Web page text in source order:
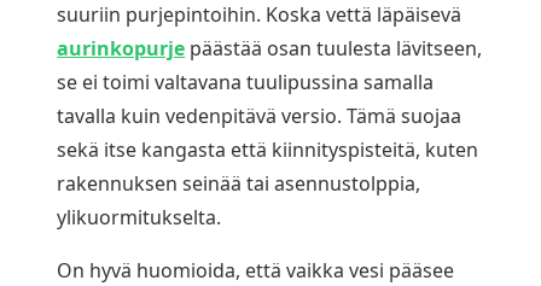
suuriin purjepintoihin. Koska vettä läpäisevä
aurinkopurje päästää osan tuulesta lävitseen,
se ei toimi valtavana tuulipussina samalla
tavalla kuin vedenpitävä versio. Tämä suojaa
sekä itse kangasta että kiinnityspisteitä, kuten
rakennuksen seinää tai asennustolppia,
ylikuormitukselta.
On hyvä huomioida, että vaikka vesi pääsee